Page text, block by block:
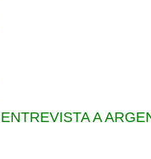
ENTREVISTA A